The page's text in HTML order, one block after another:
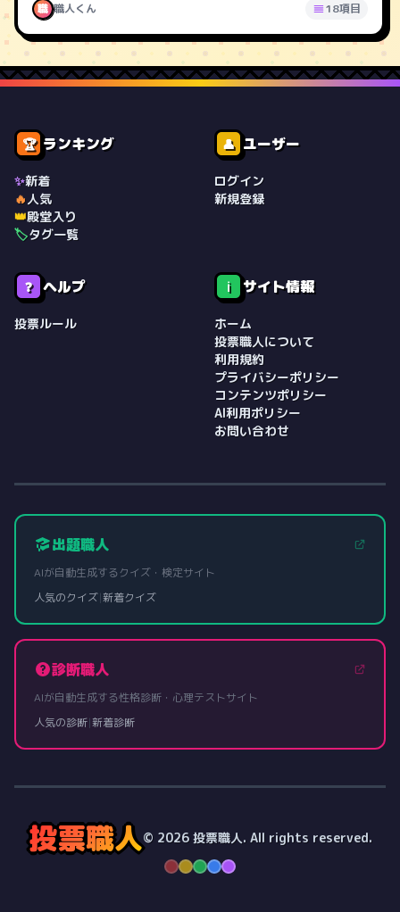
職 職人くん 18項目
🏆 ランキング
✨新着
🔥人気
👑殿堂入り
🏷️タグ一覧
👤 ユーザー
ログイン
新規登録
❓ ヘルプ
投票ルール
ℹ️ サイト情報
ホーム
投票職人について
利用規約
プライバシーポリシー
コンテンツポリシー
AI利用ポリシー
お問い合わせ
出題職人
AIが自動生成するクイズ・検定サイト
人気のクイズ|新着クイズ
診断職人
AIが自動生成する性格診断・心理テストサイト
人気の診断|新着診断
投票職人© 2026 投票職人. All rights reserved.